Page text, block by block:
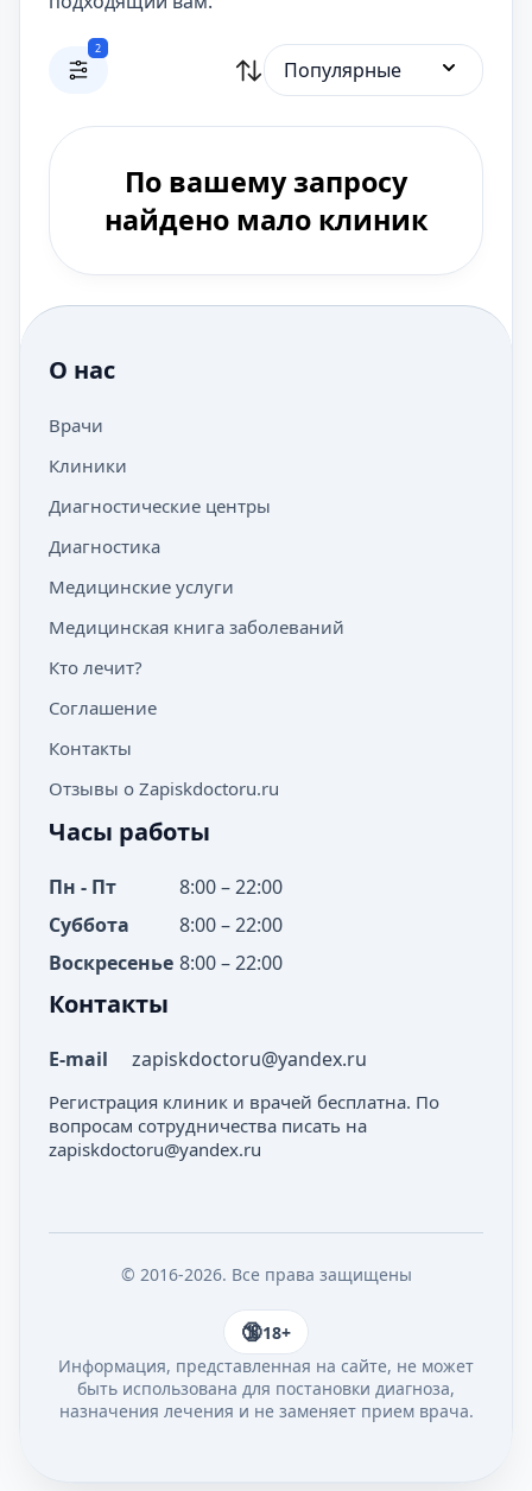
2
Популярные
По вашему запросу
найдено мало клиник
О нас
Врачи
Клиники
Диагностические центры
Диагностика
Медицинские услуги
Медицинская книга заболеваний
Кто лечит?
Соглашение
Контакты
Отзывы о Zapiskdoctoru.ru
Часы работы
Пн - Пт
8:00 – 22:00
Суббота
8:00 – 22:00
Воскресенье 8:00 – 22:00
Контакты
E-mail zapiskdoctoru@yandex.ru
Регистрация клиник и врачей бесплатна. По
вопросам сотрудничества писать на
zapiskdoctoru@yandex.ru
© 2016-2026. Все права защищены
18+
Информация, представленная на сайте, не может
быть использована для постановки диагноза,
назначения лечения и не заменяет прием врача.